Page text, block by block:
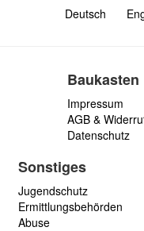
Deutsch
Baukasten
Impressum
AGB &
Datenschutz
Sonstiges
Jugendschutz
Ermittlungsbehörden
Abuse